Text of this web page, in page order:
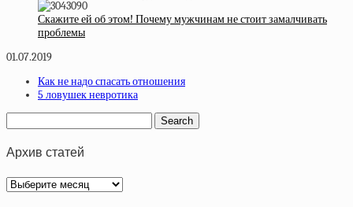
Скажите ей об этом! Почему мужчинам не стоит замалчивать
проблемы
01.07.2019
Как не надо спасать отношения
5 ловушек невротика
Архив статей
Архив
статей